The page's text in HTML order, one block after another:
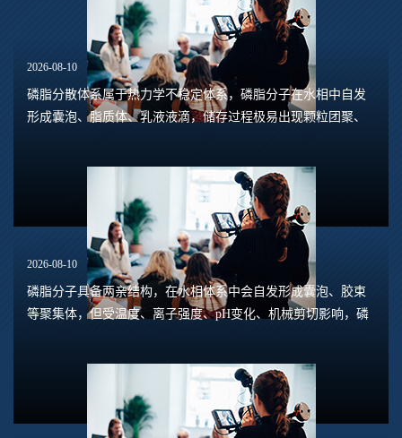
2026-08-10
磷脂分散体系属于热力学不稳定体系，磷脂分子在水相中自发
形成囊泡、脂质体、乳液液滴，储存过程极易出现颗粒团聚、
2026-08-10
磷脂分子具备两亲结构，在水相体系中会自发形成囊泡、胶束
等聚集体，但受温度、离子强度、pH变化、机械剪切影响，磷